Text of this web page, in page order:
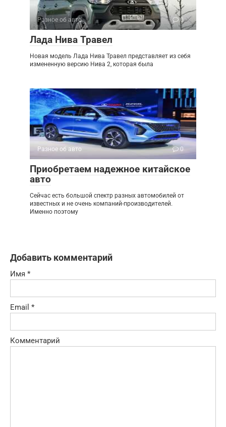
Разное об авто 0
Лада Нива Травел
Новая модель Лада Нива Травел представляет из себя
измененную версию Нива 2, которая была
Разное об авто 0
Приобретаем надежное китайское
авто
Сейчас есть большой спектр разных автомобилей от
известных и не очень компаний-производителей.
Именно поэтому
Добавить комментарий
Имя *
Email *
Комментарий